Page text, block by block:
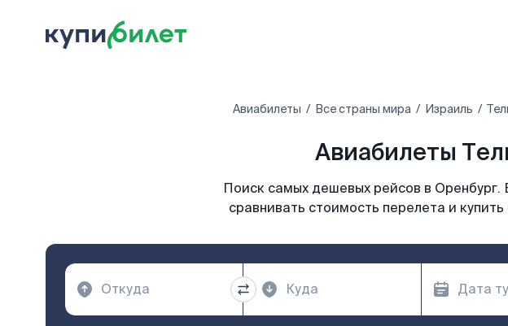
Авиабилеты Все страны мира Израиль
Авиабилеты
Поиск самых дешевых рейсов в
сравнивать стоимость перелета и